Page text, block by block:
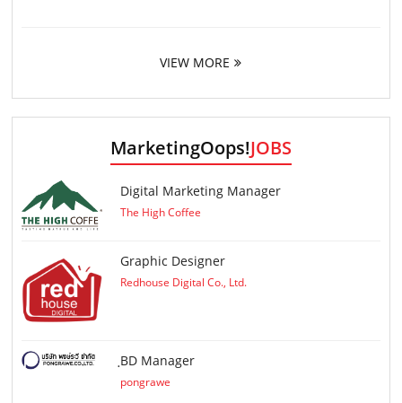
VIEW MORE
MarketingOops!JOBS
Digital Marketing Manager
The High Coffee
Graphic Designer
Redhouse Digital Co., Ltd.
ฺBD Manager
pongrawe